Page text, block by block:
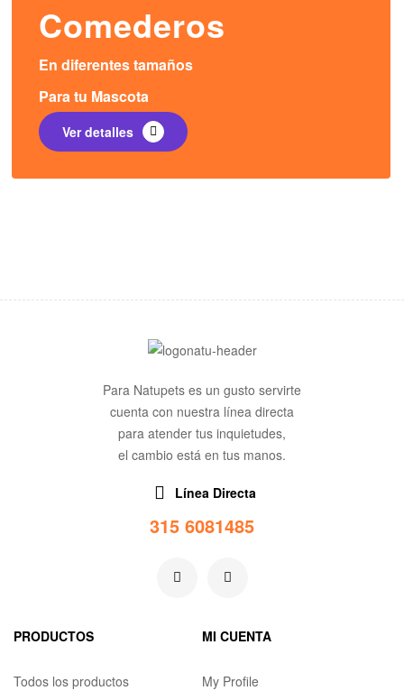
Comederos
En diferentes tamaños
Para tu Mascota
Ver detalles
Para Natupets es un gusto servirte
cuenta con nuestra línea directa
para atender tus inquietudes,
el cambio está en tus manos.
Línea Directa
315 6081485
PRODUCTOS
Todos los productos
MI CUENTA
My Profile